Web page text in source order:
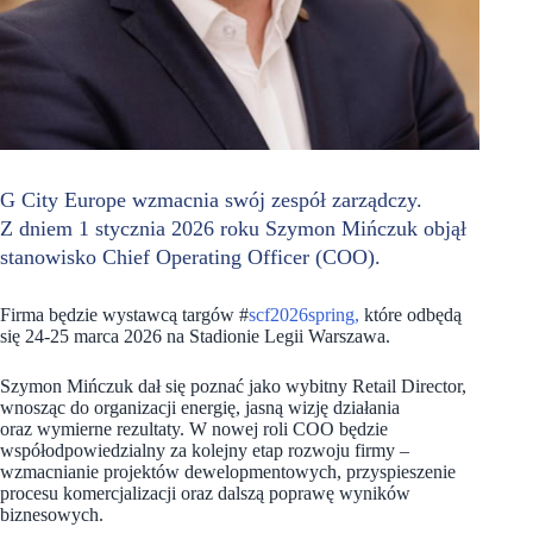
G City Europe wzmacnia swój zespół zarządczy.
Z dniem 1 stycznia 2026 roku Szymon Mińczuk objął
stanowisko Chief Operating Officer (COO).
Firma będzie wystawcą targów #scf2026spring, które odbędą
się 24-25 marca 2026 na Stadionie Legii Warszawa.
Szymon Mińczuk dał się poznać jako wybitny Retail Director,
wnosząc do organizacji energię, jasną wizję działania
oraz wymierne rezultaty. W nowej roli COO będzie
współodpowiedzialny za kolejny etap rozwoju firmy –
wzmacnianie projektów dewelopmentowych, przyspieszenie
procesu komercjalizacji oraz dalszą poprawę wyników
biznesowych.